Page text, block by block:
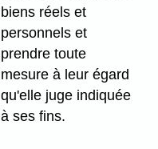
biens réels et
personnels et
prendre toute
mesure à leur égard
qu'elle juge indiquée
à ses fins.